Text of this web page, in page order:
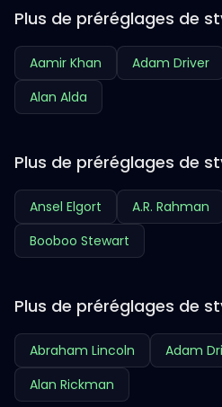
Plus de préréglages de
Aamir Khan Adam Driver
Alan Alda
Plus de préréglages de
Ansel Elgort A.R. Rahman
Booboo Stewart
Plus de préréglages de
Abraham Lincoln Adam
Alan Rickman